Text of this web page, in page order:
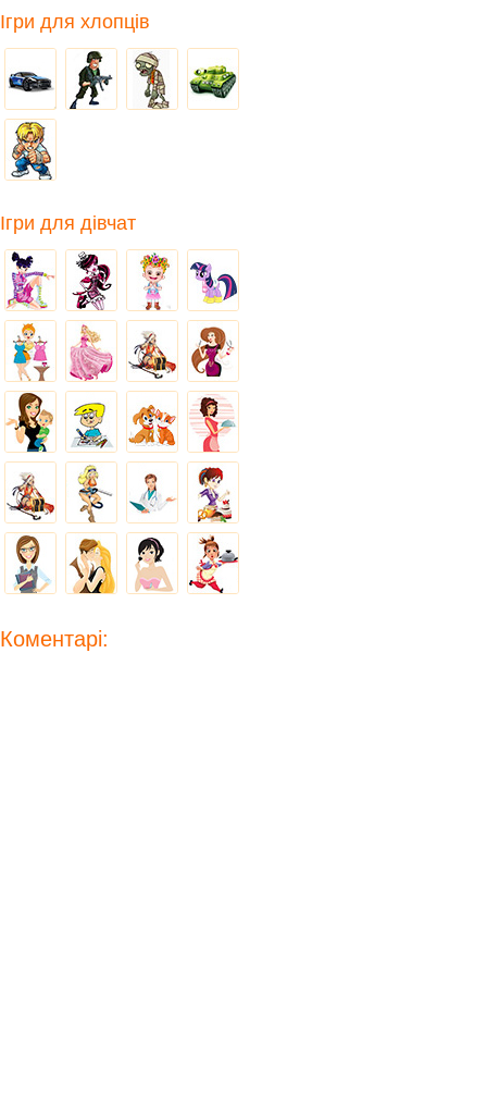
Ігри для хлопців
Ігри для дівчат
Коментарі: